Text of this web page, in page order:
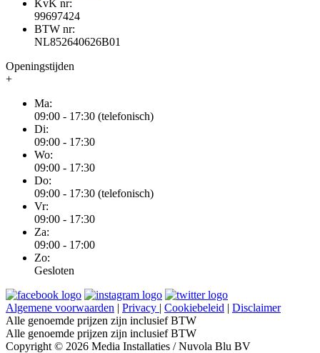
KvK nr:
99697424
BTW nr:
NL852640626B01
Openingstijden
+
Ma:
09:00 - 17:30 (telefonisch)
Di:
09:00 - 17:30
Wo:
09:00 - 17:30
Do:
09:00 - 17:30 (telefonisch)
Vr:
09:00 - 17:30
Za:
09:00 - 17:00
Zo:
Gesloten
Algemene voorwaarden | Privacy | Cookiebeleid | Disclaimer
Alle genoemde prijzen zijn inclusief BTW
Alle genoemde prijzen zijn inclusief BTW
Copyright © 2026 Media Installaties / Nuvola Blu BV